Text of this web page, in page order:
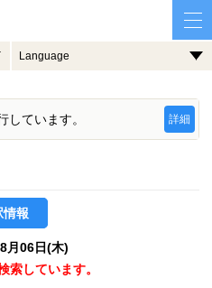
Language
しています。 詳細
情報
月06日(木)
索しています。